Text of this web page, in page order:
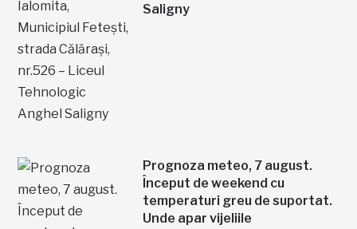
Saligny
Prognoza meteo, 7 august.
Început de weekend cu
temperaturi greu de suportat.
Unde apar vijeliile